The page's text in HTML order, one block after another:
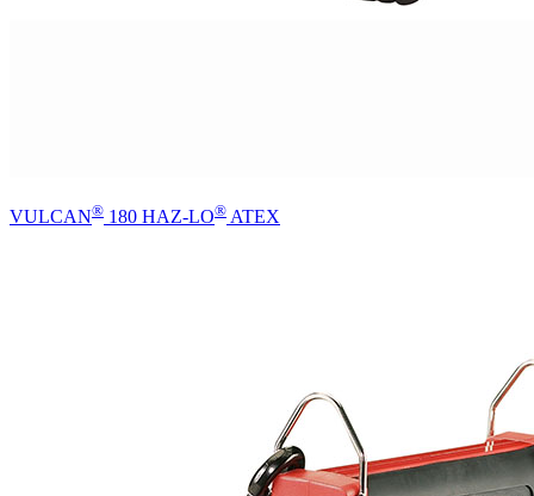
VULCAN® 180 HAZ-LO® ATEX